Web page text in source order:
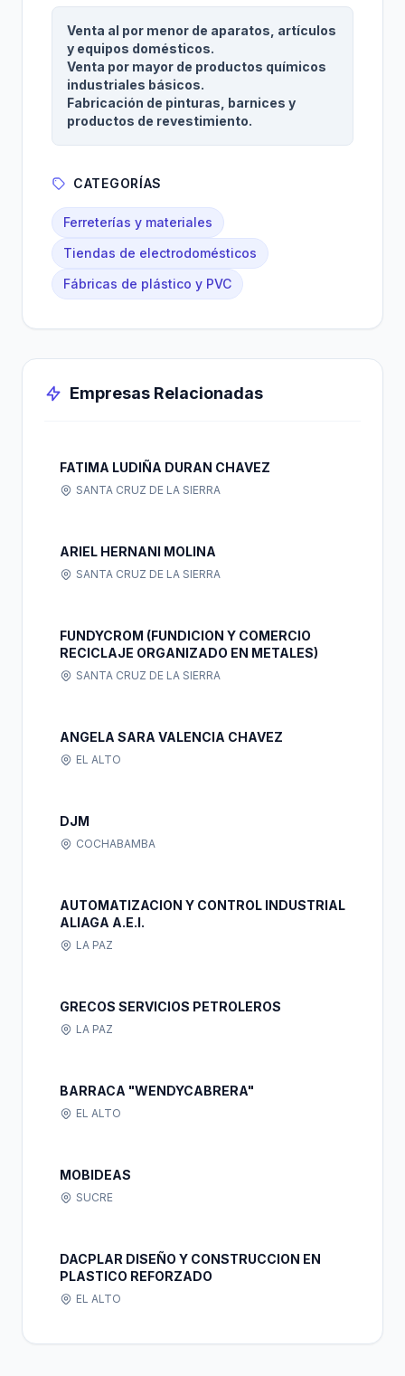
Venta al por menor de aparatos, artículos
y equipos domésticos.
Venta por mayor de productos químicos
industriales básicos.
Fabricación de pinturas, barnices y
productos de revestimiento.
CATEGORÍAS
Ferreterías y materiales
Tiendas de electrodomésticos
Fábricas de plástico y PVC
Empresas Relacionadas
FATIMA LUDIÑA DURAN CHAVEZ
SANTA CRUZ DE LA SIERRA
ARIEL HERNANI MOLINA
SANTA CRUZ DE LA SIERRA
FUNDYCROM (FUNDICION Y COMERCIO
RECICLAJE ORGANIZADO EN METALES)
SANTA CRUZ DE LA SIERRA
ANGELA SARA VALENCIA CHAVEZ
EL ALTO
DJM
COCHABAMBA
AUTOMATIZACION Y CONTROL INDUSTRIAL
ALIAGA A.E.I.
LA PAZ
GRECOS SERVICIOS PETROLEROS
LA PAZ
BARRACA "WENDYCABRERA"
EL ALTO
MOBIDEAS
SUCRE
DACPLAR DISEÑO Y CONSTRUCCION EN
PLASTICO REFORZADO
EL ALTO